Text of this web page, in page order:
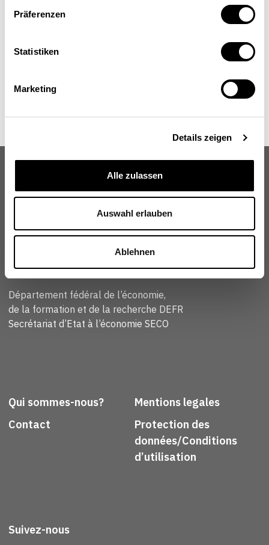
Präferenzen
Statistiken
Marketing
Details zeigen
Alle zulassen
Auswahl erlauben
Ablehnen
Schweizerische Eidgenossenschaft
Confederazione Svizzera
Confederaziun svizra
Département fédéral de l’économie,
de la formation et de la recherche DEFR
Secrétariat d’Etat à l’économie SECO
Qui sommes-nous?
Contact
Mentions legales
Protection des
données/Conditions
d’utilisation
Suivez-nous